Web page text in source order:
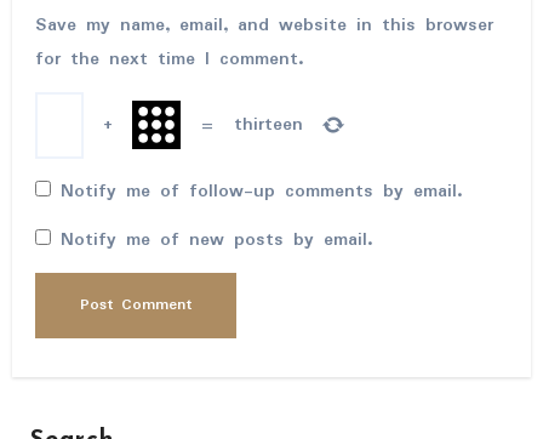
Save my name, email, and website in this browser
for the next time I comment.
+ = thirteen
Notify me of follow-up comments by email.
Notify me of new posts by email.